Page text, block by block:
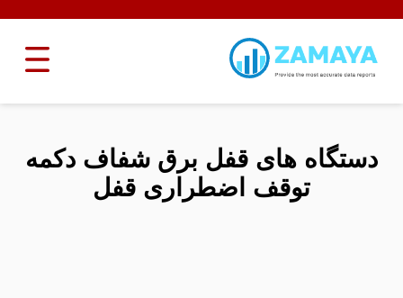
دستگاه های قفل برق شفاف دکمه
توقف اضطراری قفل